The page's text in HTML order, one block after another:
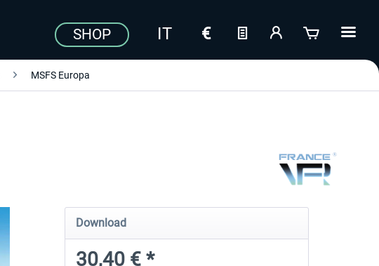
SHOP
MSFS Europa
Download
30,40 € *